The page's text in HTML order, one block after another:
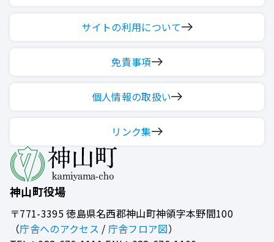
神山町役場
〒771-3395徳島県名西郡神山町神領字本野間100
（庁舎へのアクセス / 庁舎フロア図）
サイトの利用について
免責事項
個人情報の取扱い
リンク集